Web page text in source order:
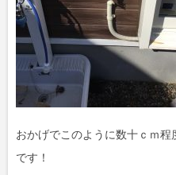
おかげでこのように数十ｃｍ
です！